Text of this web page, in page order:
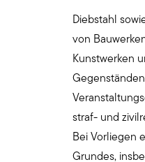
Diebstahl
von
Kunstwerken
straf- und
Bei Vorliegen
Grundes,